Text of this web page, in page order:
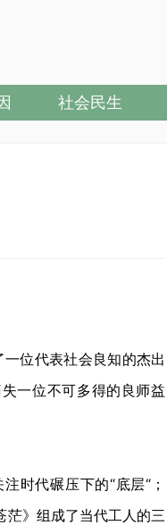
社会民生
位代表社会良知的杰出
一位不可多得的良师益
时代碾压下的“底层“；
茫》组成了当代工人的三